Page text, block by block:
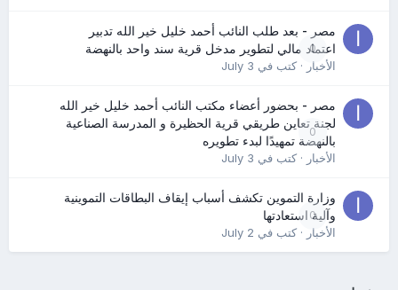
0
مصر - بعد طلب النائب أحمد خليل خير الله تدبير
اعتماد مالي لتطوير مدخل قرية سند واحد بالنهضة
الأخبار· كتب في July 3
0
مصر - بحضور أعضاء مكتب النائب أحمد خليل خير الله
لجنة تعاين طريقي قرية الحظيرة و المدرسة الصناعية
بالنهضة تمهيدًا لبدء تطويره
الأخبار· كتب في July 3
0
وزارة التموين تكشف أسباب إيقاف البطاقات التموينية
وآلية استعادتها
الأخبار· كتب في July 2